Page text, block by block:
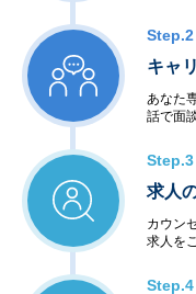
Step.2
キャ
あなた
話で面
Step.3
求人
カウン
求人を
Step.4